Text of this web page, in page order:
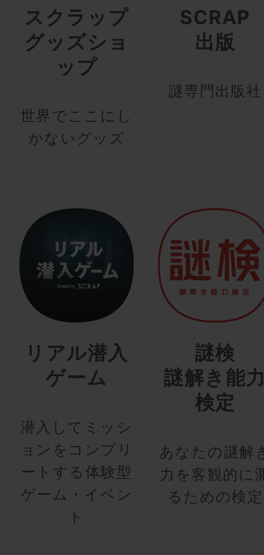
スクラップ
グッズショ
ップ
世界でここにし
かないグッズ
SCRAP
出版
謎専門出版社
リアル潜入
ゲーム
潜入してミッシ
ョンをコンプリ
ートする体験型
ゲーム・イベン
ト
謎検
謎解き能
検定
あなたの謎解
力を客観的に
るための検定